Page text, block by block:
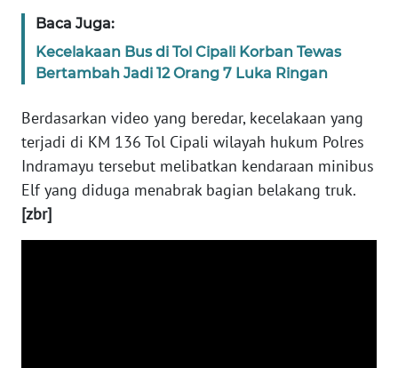
Baca Juga:
Kecelakaan Bus di Tol Cipali Korban Tewas
Bertambah Jadi 12 Orang 7 Luka Ringan
Berdasarkan video yang beredar, kecelakaan yang
terjadi di KM 136 Tol Cipali wilayah hukum Polres
Indramayu tersebut melibatkan kendaraan minibus
Elf yang diduga menabrak bagian belakang truk.
[zbr]
WN
SULTRA
WN
NTB